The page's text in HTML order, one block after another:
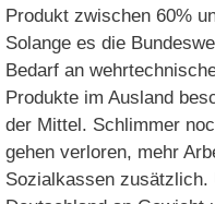
Produkt zwischen 60%
Solange es die
Bedarf an
Produkte im Ausland
der Mittel. Schlimmer
gehen verloren, mehr
Sozialkassen